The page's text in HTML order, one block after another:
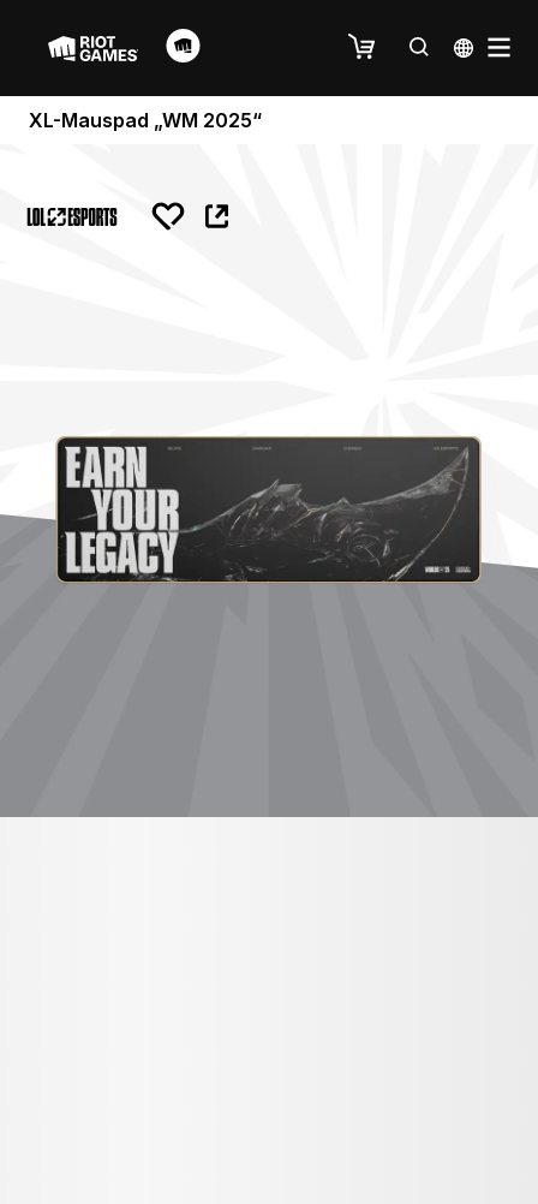
XL-Mauspad „WM 2025“